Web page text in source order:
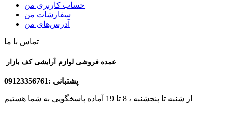
حساب کاربری من
سفارشات من
آدرس‌های من
تماس با ما
پشتبانی :09123356761
از شنبه تا پنجشنبه ، 8 تا 19 آماده پاسخگویی به شما هستیم